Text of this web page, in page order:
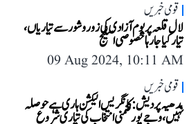
قومی خبریں
لال قلعہ پر یوم آزادی کی زور و شور سے تیاریاں،
تیار کیا جا رہا خصوصی اسٹیج
09 Aug 2024, 10:11 AM
قومی خبریں
مدھیہ پردیش: کانگریس الیکشن ہاری ہے حوصلہ
نہیں، وجے پور ضمنی انتخاب کی تیاری شروع